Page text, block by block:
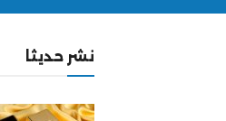
نشر حديثا